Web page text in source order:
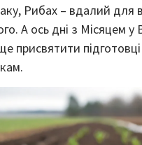
Рибах – вдалий для
А ось дні з Місяцем у
присвятити